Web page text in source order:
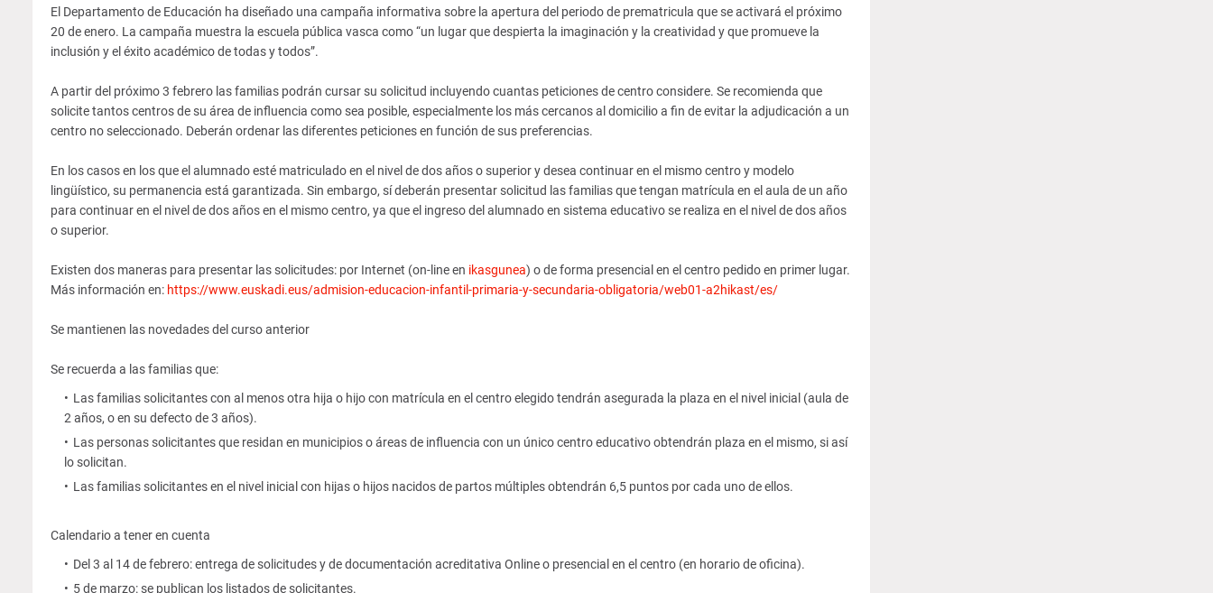
El Departamento de Educación ha diseñado una campaña informativa sobre la apertura del periodo de prematricula que se activará el próximo
20 de enero. La campaña muestra la escuela pública vasca como “un lugar que despierta la imaginación y la creatividad y que promueve la
inclusión y el éxito académico de todas y todos”.
A partir del próximo 3 febrero las familias podrán cursar su solicitud incluyendo cuantas peticiones de centro considere. Se recomienda que
solicite tantos centros de su área de influencia como sea posible, especialmente los más cercanos al domicilio a fin de evitar la adjudicación a un
centro no seleccionado. Deberán ordenar las diferentes peticiones en función de sus preferencias.
En los casos en los que el alumnado esté matriculado en el nivel de dos años o superior y desea continuar en el mismo centro y modelo
lingüístico, su permanencia está garantizada. Sin embargo, sí deberán presentar solicitud las familias que tengan matrícula en el aula de un año
para continuar en el nivel de dos años en el mismo centro, ya que el ingreso del alumnado en sistema educativo se realiza en el nivel de dos años
o superior.
Existen dos maneras para presentar las solicitudes: por Internet (on-line en ikasgunea) o de forma presencial en el centro pedido en primer lugar.
Más información en: https://www.euskadi.eus/admision-educacion-infantil-primaria-y-secundaria-obligatoria/web01-a2hikast/es/
Se mantienen las novedades del curso anterior
Se recuerda a las familias que:
Las familias solicitantes con al menos otra hija o hijo con matrícula en el centro elegido tendrán asegurada la plaza en el nivel inicial (aula de
2 años, o en su defecto de 3 años).
Las personas solicitantes que residan en municipios o áreas de influencia con un único centro educativo obtendrán plaza en el mismo, si así
lo solicitan.
Las familias solicitantes en el nivel inicial con hijas o hijos nacidos de partos múltiples obtendrán 6,5 puntos por cada uno de ellos.
Calendario a tener en cuenta
Del 3 al 14 de febrero: entrega de solicitudes y de documentación acreditativa Online o presencial en el centro (en horario de oficina).
5 de marzo: se publican los listados de solicitantes.